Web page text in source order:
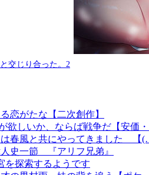
交じり合った。2
恋がたな【二次創作】
が欲しいか、ならば戦争だ【安価
は春風と共にやってきました 【
人史一節 『アリフ兄弟』
を探索するようです